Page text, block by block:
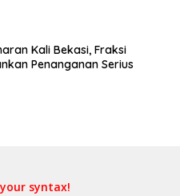
Kali Bekasi, Fraksi
Penanganan Serius
syntax!